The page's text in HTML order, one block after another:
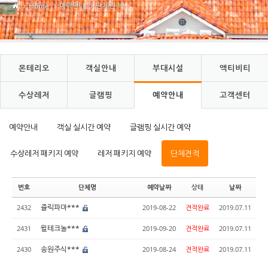
Home 예약안내 단체견적
몬테리오 객실안내 부대시설 액티비티
수상레저 글램핑 예약안내 고객센터
예약안내 객실 실시간 예약 글램핑 실시간 예약
수상레저 패키지 예약 레저 패키지 예약 단체견적
번호 단체명 예약날짜 상태 날짜
2432 쥴릭파마*** 2019-08-22 견적완료 2019.07.11
2431 윌테크놀*** 2019-09-20 견적완료 2019.07.11
2430 송원주식*** 2019-08-24 견적완료 2019.07.11